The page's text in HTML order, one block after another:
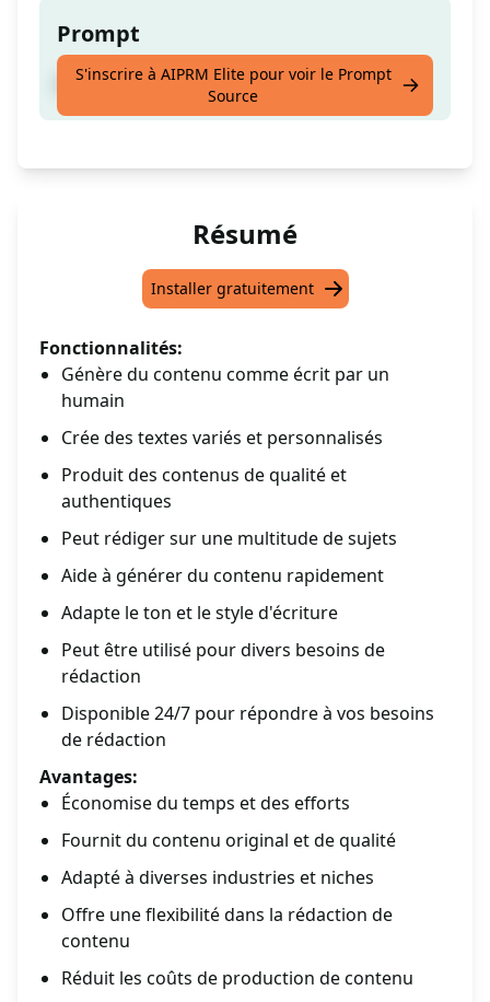
Prompt
Écrivons ensemble !
S'inscrire à AIPRM Elite pour voir le Prompt
Source
Résumé
Installer gratuitement
Fonctionnalités:
Génère du contenu comme écrit par un
humain
Crée des textes variés et personnalisés
Produit des contenus de qualité et
authentiques
Peut rédiger sur une multitude de sujets
Aide à générer du contenu rapidement
Adapte le ton et le style d'écriture
Peut être utilisé pour divers besoins de
rédaction
Disponible 24/7 pour répondre à vos besoins
de rédaction
Avantages:
Économise du temps et des efforts
Fournit du contenu original et de qualité
Adapté à diverses industries et niches
Offre une flexibilité dans la rédaction de
contenu
Réduit les coûts de production de contenu